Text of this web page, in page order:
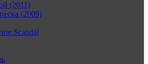
(2011)
(2009)
Scandal